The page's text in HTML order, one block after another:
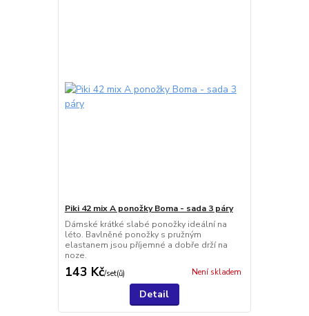
Piki 42 mix A ponožky Boma - sada 3 páry
Dámské krátké slabé ponožky ideální na
léto. Bavlněné ponožky s pružným
elastanem jsou příjemné a dobře drží na
noze.
143 Kč/set(ů) Není skladem
Detail